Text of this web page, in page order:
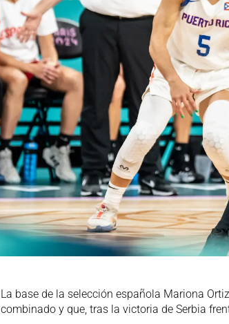
La base de la selección española Mariona
combinado y que, tras la victoria de Serbia